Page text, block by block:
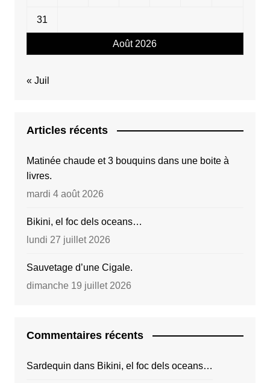
Août 2026
31
« Juil
Articles récents
Matinée chaude et 3 bouquins dans une boite à
livres.
mardi 4 août 2026
Bikini, el foc dels oceans…
lundi 27 juillet 2026
Sauvetage d’une Cigale.
dimanche 19 juillet 2026
Commentaires récents
Sardequin dans Bikini, el foc dels oceans…